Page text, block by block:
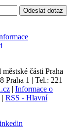
Odeslat dotaz
části Praha
Praha 1 | Tel.: 221
| Informace o
| RSS - Hlavní